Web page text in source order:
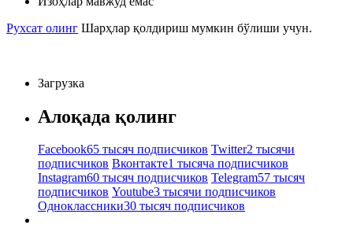
Рухсат олинг Шарҳлар қолдириш мумкин бўлиши учун.
Загрузка
Алоқада қолинг
Facebook65 тысяч подписчиков Twitter2 тысячи
подписчиков Вконтакте1 тысяча подписчиков
Instagram60 тысяч подписчиков Telegram57 тысяч
подписчиков Youtube3 тысячи подписчиков
Одноклассники30 тысяч подписчиков